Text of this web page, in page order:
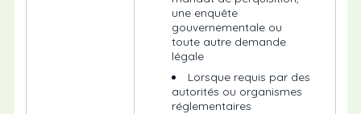
une enquête
gouvernementale ou
toute autre demande
légale
Lorsque requis par des
autorités ou organismes
réglementaires